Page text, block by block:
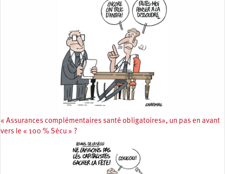
« Assurances complémentaires santé obligatoires», un pas en avant
vers le « 100 % Sécu » ?